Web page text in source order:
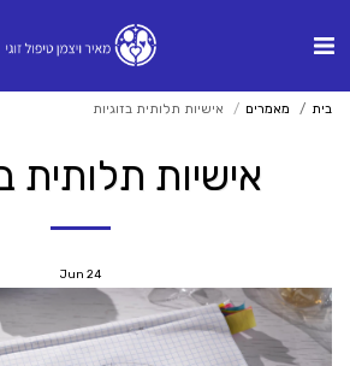
בית מאמרים אישיות תלותית בזוגיות
אישיות תלותית
24
Jun